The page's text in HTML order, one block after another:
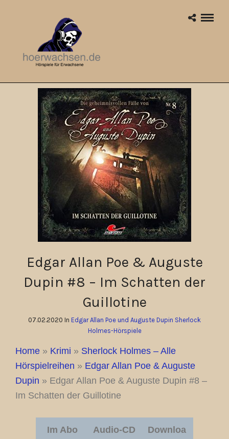
Edgar Allan Poe & Auguste
Dupin #8 – Im Schatten der
Guillotine
07.02.2020 In Edgar Allan Poe und Auguste Dupin Sherlock
Holmes-Hörspiele
Home » Krimi » Sherlock Holmes – Alle
Hörspielreihen » Edgar Allan Poe & Auguste
Dupin » Edgar Allan Poe & Auguste Dupin #8 –
Im Schatten der Guillotine
Im Abo Audio-CD
Downloa